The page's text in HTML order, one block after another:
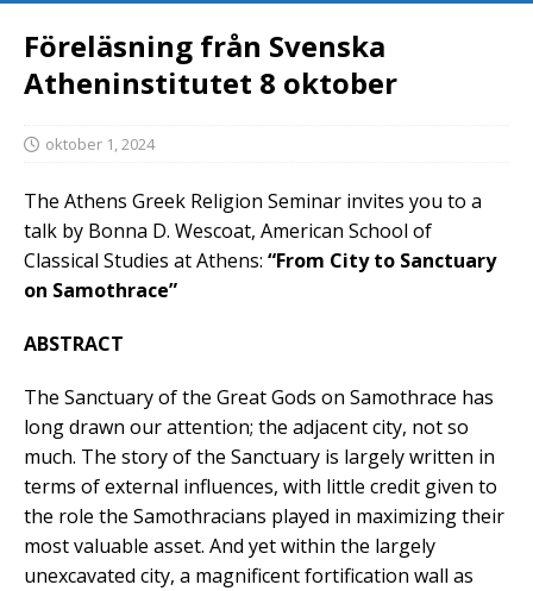
Föreläsning från Svenska
Atheninstitutet 8 oktober
oktober 1, 2024
The Athens Greek Religion Seminar invites you to a
talk by Bonna D. Wescoat, American School of
Classical Studies at Athens: “From City to Sanctuary
on Samothrace”
ABSTRACT
Τhe Sanctuary of the Great Gods on Samothrace has
long drawn our attention; the adjacent city, not so
much. The story of the Sanctuary is largely written in
terms of external influences, with little credit given to
the role the Samothracians played in maximizing their
most valuable asset. And yet within the largely
unexcavated city, a magnificent fortification wall as